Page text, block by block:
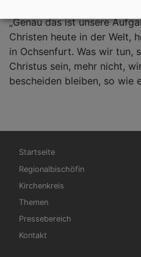
Architektur und Kunst ein
„Genau das ist unsere
Christen heute in der Welt,
in Ochsenfurt. Was wir tun,
Christus sein, mehr nicht,
bescheiden bleiben, so wie
Hauptnavigation
Startseite
Regionalbischöfin
Kirchenkreis
Themen
Pressebereich
Kontakt